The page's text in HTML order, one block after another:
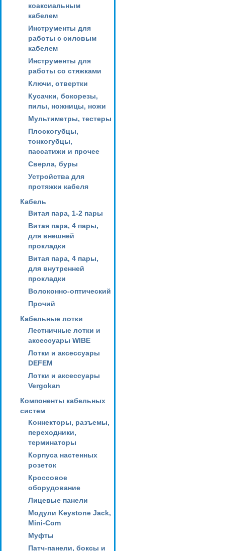
коаксиальным
кабелем
Инструменты для
работы с силовым
кабелем
Инструменты для
работы со стяжками
Ключи, отвертки
Кусачки, бокорезы,
пилы, ножницы, ножи
Мультиметры, тестеры
Плоскогубцы,
тонкогубцы,
пассатижи и прочее
Сверла, буры
Устройства для
протяжки кабеля
Кабель
Витая пара, 1-2 пары
Витая пара, 4 пары,
для внешней
прокладки
Витая пара, 4 пары,
для внутренней
прокладки
Волоконно-оптический
Прочий
Кабельные лотки
Лестничные лотки и
аксессуары WIBE
Лотки и аксессуары
DEFEM
Лотки и аксессуары
Vergokan
Компоненты кабельных
систем
Коннекторы, разъемы,
переходники,
терминаторы
Корпуса настенных
розеток
Кроссовое
оборудование
Лицевые панели
Модули Keystone Jack,
Mini-Com
Муфты
Патч-панели, боксы и